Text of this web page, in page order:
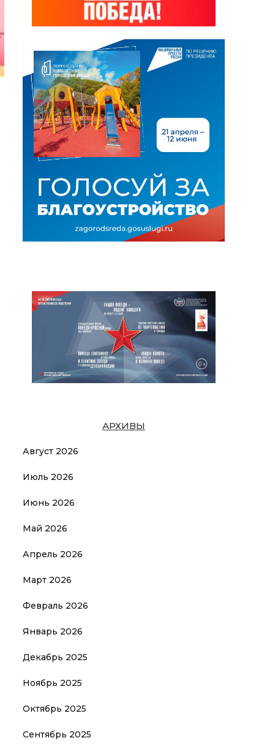
АРХИВЫ
Август 2026
Июль 2026
Июнь 2026
Май 2026
Апрель 2026
Март 2026
Февраль 2026
Январь 2026
Декабрь 2025
Ноябрь 2025
Октябрь 2025
Сентябрь 2025